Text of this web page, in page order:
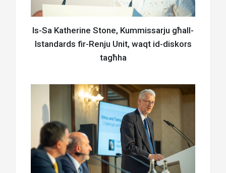
Is-Sa Katherine Stone, Kummissarju għall-
Istandards fir-Renju Unit, waqt id-diskors
tagħha